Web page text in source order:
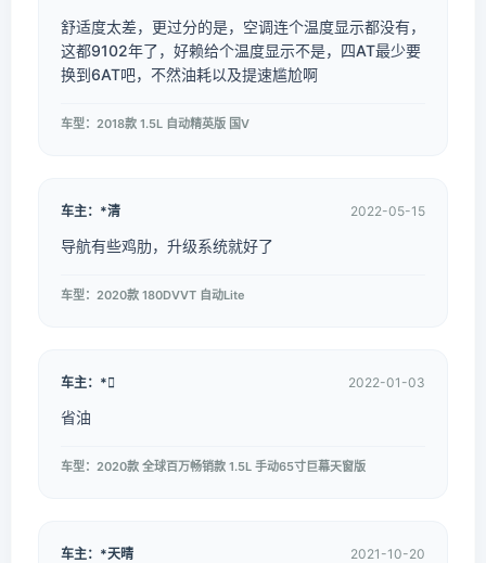
舒适度太差，更过分的是，空调连个温度显示都没有，
这都9102年了，好赖给个温度显示不是，四AT最少要
换到6AT吧，不然油耗以及提速尴尬啊
车型：2018款 1.5L 自动精英版 国V
车主：*清 2022-05-15
导航有些鸡肋，升级系统就好了
车型：2020款 180DVVT 自动Lite
车主：* 2022-01-03
省油
车型：2020款 全球百万畅销款 1.5L 手动65寸巨幕天窗版
车主：*天晴 2021-10-20